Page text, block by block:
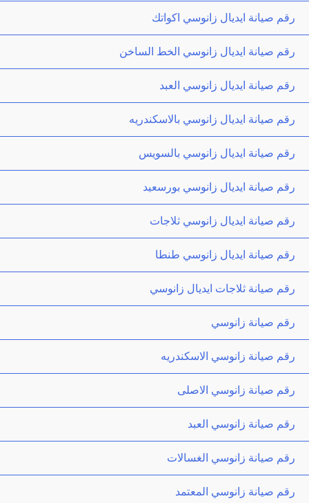
رقم صيانة ايديال زانوسي اكواتك
رقم صيانة ايديال زانوسي الخط الساخن
رقم صيانة ايديال زانوسي العبد
رقم صيانة ايديال زانوسي بالاسكندريه
رقم صيانة ايديال زانوسي بالسويس
رقم صيانة ايديال زانوسي بورسعيد
رقم صيانة ايديال زانوسي ثلاجات
رقم صيانة ايديال زانوسي طنطا
رقم صيانة ثلاجات ايديال زانوسي
رقم صيانة زانوسي
رقم صيانة زانوسي الاسكندريه
رقم صيانة زانوسي الاصلى
رقم صيانة زانوسي العبد
رقم صيانة زانوسي الغسالات
رقم صيانة زانوسي المعتمد